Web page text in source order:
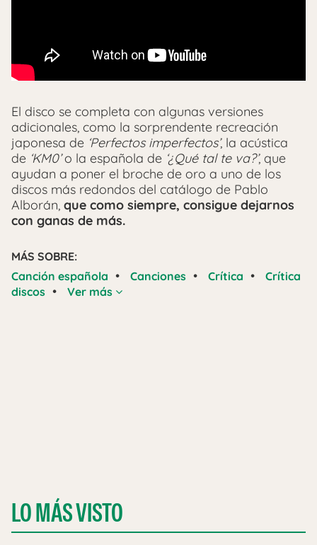
El disco se completa con algunas versiones
adicionales, como la sorprendente recreación
japonesa de ‘Perfectos imperfectos’, la acústica
de ‘KM0’o la española de ‘¿Qué tal te va?’, que
ayudan a poner el broche de oro a uno de los
discos más redondos del catálogo de Pablo
Alborán, que como siempre, consigue dejarnos
con ganas de más.
MÁS SOBRE:
Canción española • Canciones • Crítica •
Crítica
discos • Ver más
LO MÁS VISTO